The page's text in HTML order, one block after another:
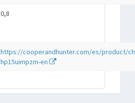
0,8
https://cooperandhunter.com/es/product/
hp15uimpzm-en